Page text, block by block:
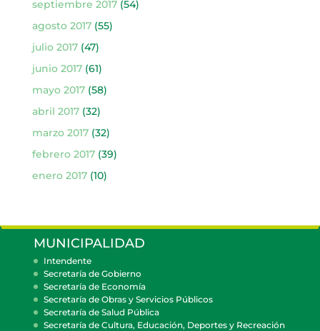
septiembre 2017(54)
agosto 2017(55)
julio 2017(47)
junio 2017(61)
mayo 2017(58)
abril 2017(32)
marzo 2017(32)
febrero 2017(39)
enero 2017(10)
MUNICIPALIDAD
Intendente
Secretaría de Gobierno
Secretaría de Economía
Secretaría de Obras y Servicios Públicos
Secretaría de Salud Pública
Secretaría de Cultura, Educación, Deportes y Recreación